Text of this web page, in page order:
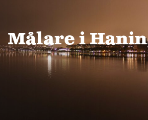
Målare i